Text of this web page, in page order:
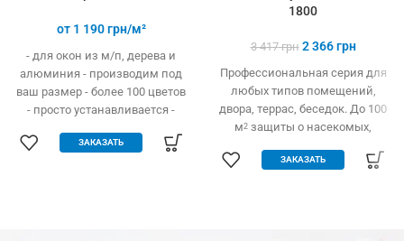
от 1 190грн/м²
- для окон из м/п, дерева и
алюминия - производим под
ваш размер - более 100 цветов
- просто устанавливается -
дешевле аналогов при явных
ЗАКАЗАТЬ
1800
3 417грн 2 366грн
Профессиональная серия для
любых типов помещений,
двора, террас, беседок. До 100
м2 защиты о насекомых,
дождя.
ЗАКАЗАТЬ